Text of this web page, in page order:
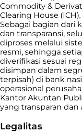
Commodity &
Clearing House
Sebagai bagian dari
dan transparansi,
diproses melalui
resmi, sehingga
diverifikasi sesuai
disimpan dalam
terpisah) di bank
operasional
Kantor Akuntan
yang transparan dan
Legalitas